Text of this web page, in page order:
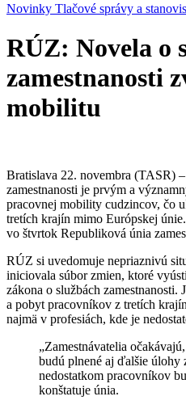
Novinky Tlačové správy a
RÚZ: Novela o
zamestnanosti
mobilitu
Bratislava 22. novembra (TASR)
zamestnanosti je prvým a
pracovnej mobility cudzincov, čo
tretích krajín mimo Európskej
vo štvrtok Republiková únia
RÚZ si uvedomuje nepriaznivú
iniciovala súbor zmien, ktoré
zákona o službách
a pobyt pracovníkov z tretích
najmä v profesiách, kde je
„Zamestnávatelia
budú plnené aj ďalšie úlohy
nedostatkom pracovníkov
konštatuje únia.